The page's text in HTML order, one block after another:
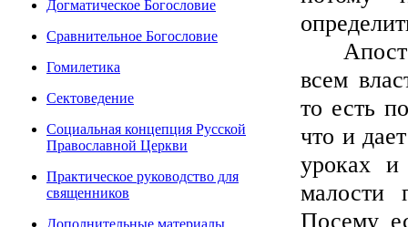
Догматическое Богословие
Сравнительное Богословие
Гомилетика
Сектоведение
Социальная концепция Русской
Православной Церкви
Практическое руководство для
священников
Дополнительные материалы
всем
то есть
что и
уроках
малости
Посему